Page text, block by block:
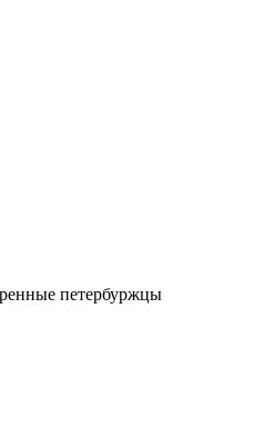
петербуржцы